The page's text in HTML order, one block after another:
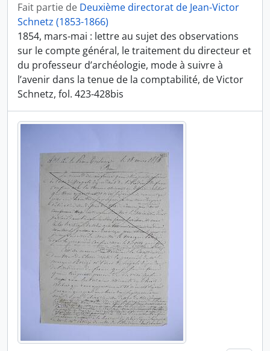
Fait partie de Deuxième directorat de Jean-Victor
Schnetz (1853-1866)
1854, mars-mai : lettre au sujet des observations
sur le compte général, le traitement du directeur et
du professeur d’archéologie, mode à suivre à
l’avenir dans la tenue de la comptabilité, de Victor
Schnetz, fol. 423-428bis